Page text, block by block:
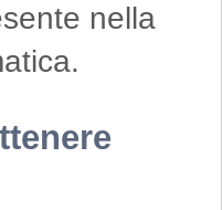
nella